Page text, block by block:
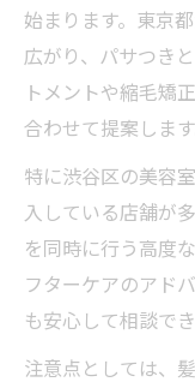
始まります。東京
広がり、パサつき
トメントや縮毛矯
合わせて提案します
特に渋谷区の美容
入している店舗が
を同時に行う高度
フターケアのアド
も安心して相談で
注意点としては、